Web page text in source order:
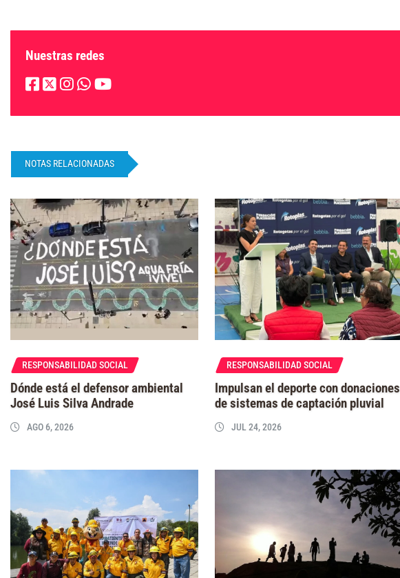
Nuestras redes
NOTAS RELACIONADAS
RESPONSABILIDAD SOCIAL
Dónde está el defensor ambiental
José Luis Silva Andrade
AGO 6, 2026
RESPONSABILIDAD SOCIAL
Impulsan el deporte con donaciones
de sistemas de captación pluvial
JUL 24, 2026